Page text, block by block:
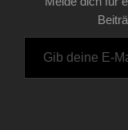
Gib deine E-Mail-Adresse ein ...